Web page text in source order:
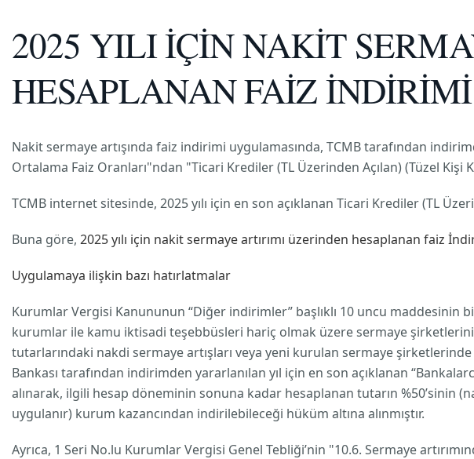
2025 YILI İÇİN NAKİT
HESAPLANAN FAİZ
Nakit sermaye artışında faiz indirimi uygulamasında, TCMB tarafından
Ortalama Faiz Oranları"ndan "Ticari Krediler (TL Üzerinden Açılan) (Tüzel
TCMB internet sitesinde, 2025 yılı için en son açıklanan Ticari Krediler (TL
Buna göre, 2025 yılı için nakit sermaye artırımı üzerinden hesaplanan faiz
Uygulamaya ilişkin bazı hatırlatmalar
Kurumlar Vergisi Kanununun “Diğer indirimler” başlıklı 10 uncu maddesinin
kurumlar ile kamu iktisadi teşebbüsleri hariç olmak üzere sermaye
tutarlarındaki nakdi sermaye artışları veya yeni kurulan sermaye
Bankası tarafından indirimden yararlanılan yıl için en son açıklanan
alınarak, ilgili hesap döneminin sonuna kadar hesaplanan tutarın %50’sinin
uygulanır) kurum kazancından indirilebileceği hüküm altına alınmıştır.
Ayrıca, 1 Seri No.lu Kurumlar Vergisi Genel Tebliği’nin "10.6. Sermaye